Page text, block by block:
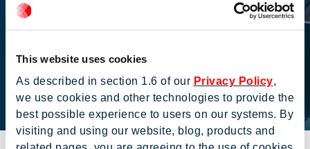
This website uses cookies
As described in section 1.6 of our Privacy Policy,
we use cookies and other technologies to provide the
best possible experience to users on our systems. By
visiting and using our website, blog, products and
Serviços de RI
Institucional
Home Sobre a Neogrid Visão Geral da Companhia